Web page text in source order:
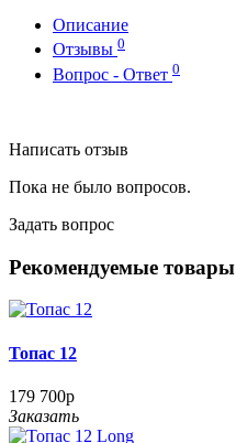
Описание
Отзывы 0
Вопрос - Ответ 0
Написать отзыв
Пока не было вопросов.
Задать вопрос
Рекомендуемые товары
Топас 12
179 700р
Заказать